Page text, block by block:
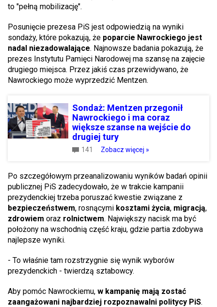
to "pełną mobilizację".
Posunięcie prezesa PiS jest odpowiedzią na wyniki
sondaży, które pokazują, że poparcie Nawrockiego jest
nadal niezadowalające. Najnowsze badania pokazują, że
prezes Instytutu Pamięci Narodowej ma szansę na zajęcie
drugiego miejsca. Przez jakiś czas przewidywano, że
Nawrockiego może wyprzedzić Mentzen.
Sondaż: Mentzen przegonił
Nawrockiego i ma coraz
większe szanse na wejście do
drugiej tury
141 Zobacz więcej »
Po szczegółowym przeanalizowaniu wyników badań opinii
publicznej PiS zadecydowało, że w trakcie kampanii
prezydenckiej trzeba poruszać kwestie związane z
bezpieczeństwem, rosnącymi kosztami życia, migracją,
zdrowiem oraz rolnictwem. Największy nacisk ma być
położony na wschodnią część kraju, gdzie partia zdobywa
najlepsze wyniki.
- To właśnie tam rozstrzygnie się wynik wyborów
prezydenckich - twierdzą sztabowcy.
Aby pomóc Nawrockiemu, w kampanię mają zostać
zaangażowani najbardziej rozpoznawalni politycy PiS.